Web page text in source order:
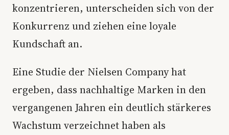
konzentrieren, unterscheiden sich von der
Konkurrenz und ziehen eine loyale
Kundschaft an.
Eine Studie der Nielsen Company hat
ergeben, dass nachhaltige Marken in den
vergangenen Jahren ein deutlich stärkeres
Wachstum verzeichnet haben als